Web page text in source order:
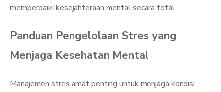
memperbaiki kesejahteraan mental secara total.
Panduan Pengelolaan Stres yang
Menjaga Kesehatan Mental
Manajemen stres amat penting untuk menjaga kondisi